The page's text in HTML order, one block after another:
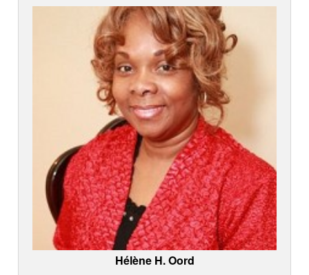
Hélène H. Oord